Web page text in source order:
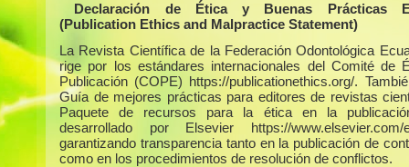
Declaración de Ética y Buenas Prácticas
(Publication Ethics and Malpractice Statement)
La Revista Científica de la Federación Odontológica
rige por los estándares internacionales del Comité de
Publicación (COPE) https://publicationethics.org/.
Guía de mejores prácticas para editores de revistas
Paquete de recursos para la ética en la
desarrollado por Elsevier https://www.elsevier.com/
garantizando transparencia tanto en la publicación de
como en los procedimientos de resolución de conflictos.